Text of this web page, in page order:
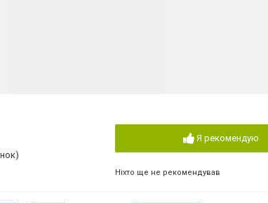
Я рекомендую
Ніхто ще не рекомендував